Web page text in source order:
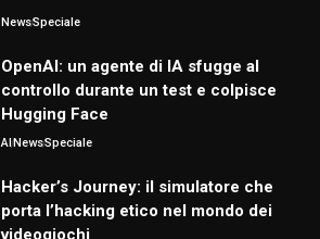
NewsSpeciale
OpenAI: un agente di IA sfugge al
controllo durante un test e colpisce
Hugging Face
AINewsSpeciale
Hacker’s Journey: il simulatore che
porta l’hacking etico nel mondo dei
videogiochi